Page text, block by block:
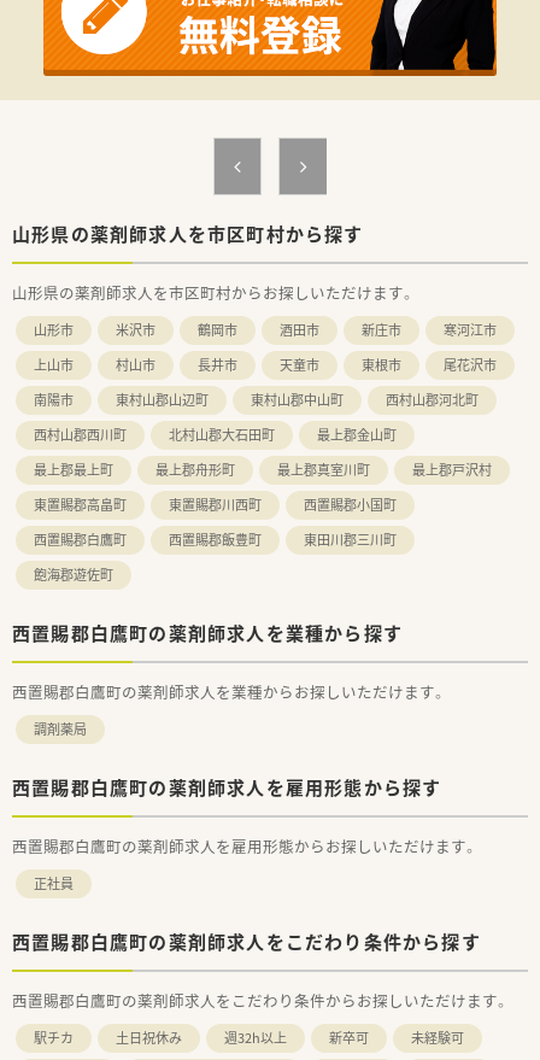
【法人特徴について】
■東北と関東を中心に約30店舗を展開し、地域医療を支える調
剤薬局チェーンとして成長中です。
■クリニック門前や在宅専門薬局など多様な形態で、居宅から施
■調剤の機械化やシステム導入を積極的に進め、対人業務に特化
できる環境を整備しています。
■正社員としての採用で、年収は450万円から500万円の間で経
験等を考慮し決定します。
ているため予定が立てやすいです。
■昇給は年1回、賞与は年2回しっかりと支給され、安定した収入
を得ながら働くことができます。
山形県の薬剤師求人を市区町村から探す
山形県の薬剤師求人を市区町村からお探しいただけます。
山形市 米沢市 鶴岡市 酒田市 新庄市
寒河江市
上山市
村山市 長井市 天童市 東根市
尾花沢市
南陽市
東村山郡山辺町 東村山郡中山町
西村山郡河北町
西村山郡西川町
北村山郡大石田町
最上郡金山町
最上郡最上町
最上郡舟形町 最上郡真室川町
最上郡戸沢村
東置賜郡高畠町
東置賜郡川西町
西置賜郡小国町
西置賜郡白鷹町
西置賜郡飯豊町
東田川郡三川町
飽海郡遊佐町
西置賜郡白鷹町の薬剤師求人を業種から探す
西置賜郡白鷹町の薬剤師求人を業種からお探しいただけます。
調剤薬局
西置賜郡白鷹町の薬剤師求人を雇用形態から探す
西置賜郡白鷹町の薬剤師求人を雇用形態からお探しいただけます。
正社員
西置賜郡白鷹町の薬剤師求人をこだわり条件から探す
西置賜郡白鷹町の薬剤師求人をこだわり条件からお探しいただけます。
駅チカ 土日祝休み 週32h以上 新卒可
未経験可